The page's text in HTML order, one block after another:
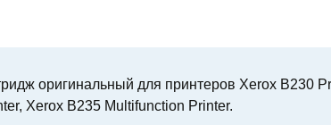
оригинальный для принтеров Xerox B230
Xerox B235 Multifunction Printer.